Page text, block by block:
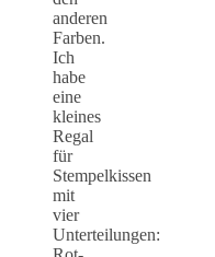
anderen
Farben.
Ich
habe
eine
kleines
Regal
für
Stempelkissen
mit
vier
Unterteilungen: